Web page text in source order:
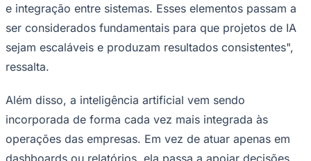
e integração entre sistemas. Esses elementos passam a
ser considerados fundamentais para que projetos de IA
sejam escaláveis e produzam resultados consistentes",
ressalta.
Além disso, a inteligência artificial vem sendo
incorporada de forma cada vez mais integrada às
operações das empresas. Em vez de atuar apenas em
dashboards ou relatórios, ela passa a apoiar decisões,